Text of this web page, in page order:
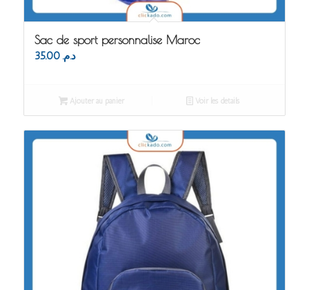
Sac de sport personnalise Maroc
د.م. 35.00
Ajouter au panier Voir les détails